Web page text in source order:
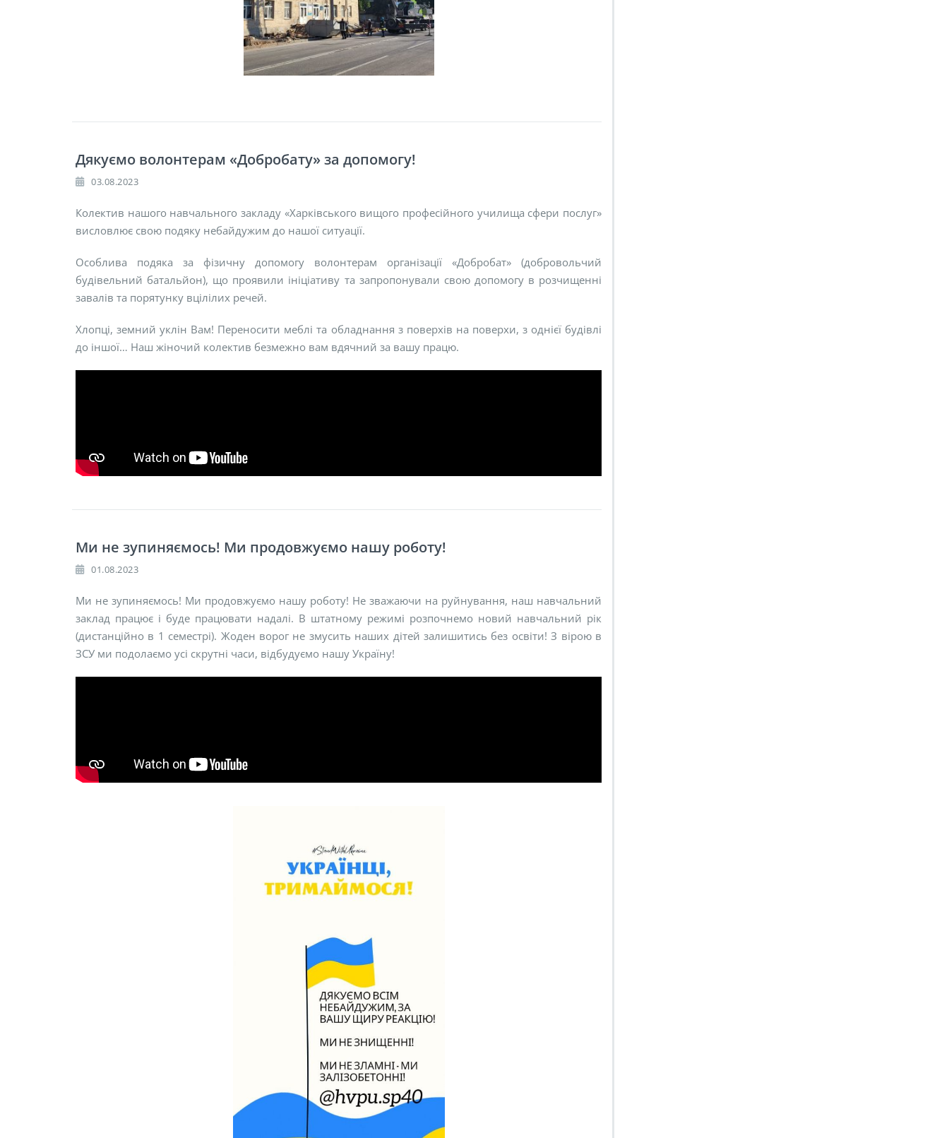
Дякуємо волонтерам «Добробату» за допомогу!
03.08.2023
Колектив нашого навчального закладу «Харківського вищого професійного училища сфери послуг»
висловлює свою подяку небайдужим до нашої ситуації.
Особлива подяка за фізичну допомогу волонтерам організації «Добробат» (добровольчий
будівельний батальйон), що проявили ініціативу та запропонували свою допомогу в розчищенні
завалів та порятунку вцілілих речей.
Хлопці, земний уклін Вам! Переносити меблі та обладнання з поверхів на поверхи, з однієї будівлі
до іншої… Наш жіночий колектив безмежно вам вдячний за вашу працю.
Ми не зупиняємось! Ми продовжуємо нашу роботу!
01.08.2023
Ми не зупиняємось! Ми продовжуємо нашу роботу! Не зважаючи на руйнування, наш навчальний
заклад працює і буде працювати надалі. В штатному режимі розпочнемо новий навчальний рік
(дистанційно в 1 семестрі). Жоден ворог не змусить наших дітей залишитись без освіти! З вірою в
ЗСУ ми подолаємо усі скрутні часи, відбудуємо нашу Україну!